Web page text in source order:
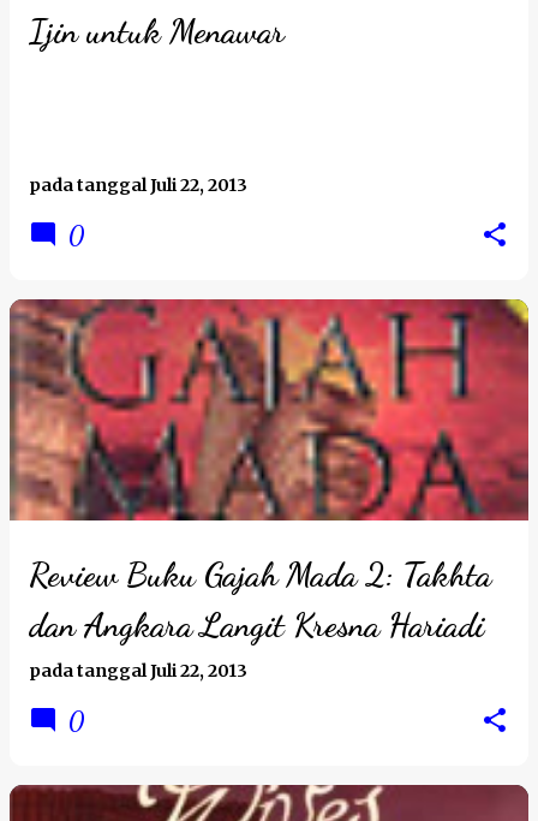
Ijin untuk Menawar
pada tanggalJuli 22, 2013
0
Review Buku Gajah Mada 2: Takhta
dan Angkara Langit Kresna Hariadi
pada tanggalJuli 22, 2013
0